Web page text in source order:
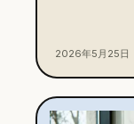
2026年5月25日